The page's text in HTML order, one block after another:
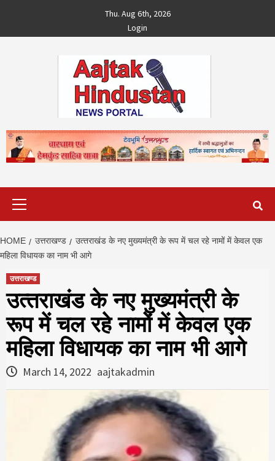
content
Thu. Aug 6th, 2026
Login
HOME उत्तराखण्ड
उत्‍तराखंड के नए मुख्‍यमंत्री के रूप में चल रहे नामों में केवल एक
महिला विधायक का नाम भी आगे
उत्तराखण्ड
उत्‍तराखंड के नए मुख्‍यमंत्री के
रूप में चल रहे नामों में केवल एक
महिला विधायक का नाम भी आगे
March 14, 2022 aajtakadmin